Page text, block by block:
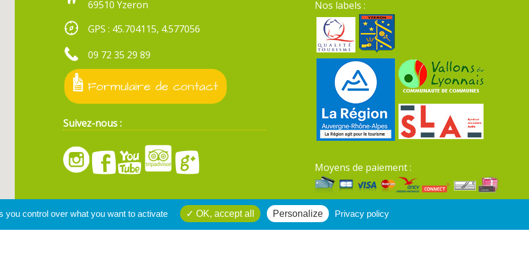
69510 Yzeron
GPS : 45.704115, 4.577056
09 72 35 29 89
Formulaire de contact
Suivez-nous :
Nos labels :
Moyens de paiement :
Mentions légales du site
you control over what you want to activate OK, accept all Personalize Privacy policy